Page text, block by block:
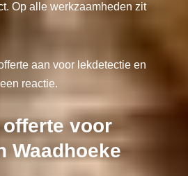
Op alle werkzaamheden zit
aan voor lekdetectie en
reactie.
voor
Waadhoeke